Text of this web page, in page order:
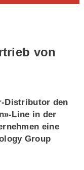
von
Distributor den
Line in der
eine
Group